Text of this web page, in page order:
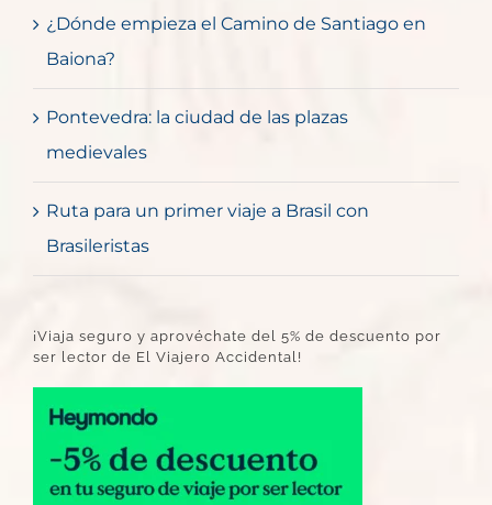
¿Dónde empieza el Camino de Santiago en
Baiona?
Pontevedra: la ciudad de las plazas
medievales
Ruta para un primer viaje a Brasil con
Brasileristas
¡Viaja seguro y aprovéchate del 5% de descuento por
ser lector de El Viajero Accidental!